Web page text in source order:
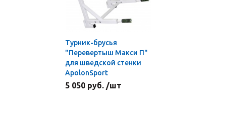
Турник-брусья
"Перевертыш Макси П"
для шведской стенки
ApolonSport
5 050 руб. /шт